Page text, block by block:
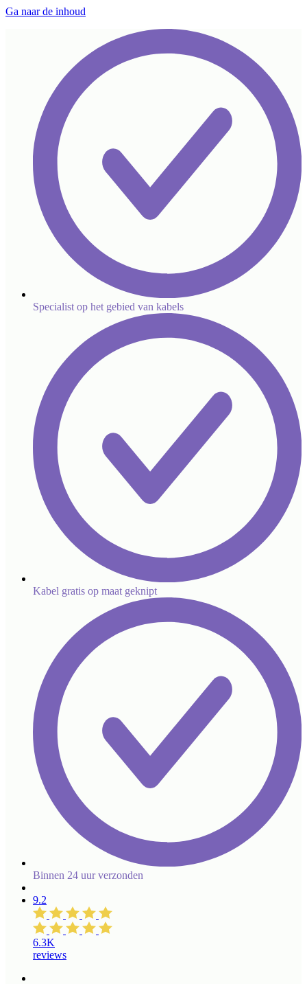
Ga naar de inhoud
Specialist op het gebied van kabels
Kabel gratis op maat geknipt
Binnen 24 uur verzonden
9.2
6.3K
reviews